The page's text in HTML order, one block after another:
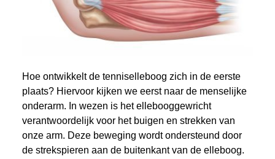
Hoe ontwikkelt de tenniselleboog zich in de eerste
plaats? Hiervoor kijken we eerst naar de menselijke
onderarm. In wezen is het ellebooggewricht
verantwoordelijk voor het buigen en strekken van
onze arm. Deze beweging wordt ondersteund door
de strekspieren aan de buitenkant van de elleboog.